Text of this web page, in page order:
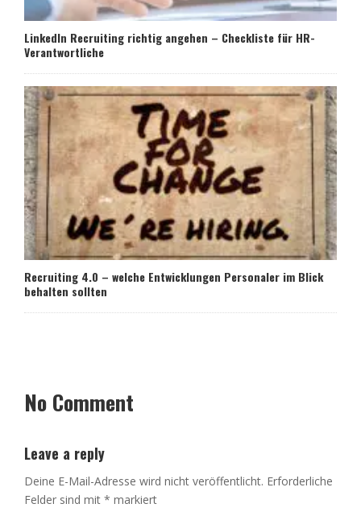
LinkedIn Recruiting richtig angehen – Checkliste für HR-
Verantwortliche
Recruiting 4.0 – welche Entwicklungen Personaler im Blick
behalten sollten
No Comment
Leave a reply
Deine E-Mail-Adresse wird nicht veröffentlicht. Erforderliche
Felder sind mit * markiert